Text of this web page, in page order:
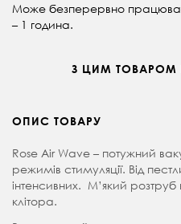
Може безперервно
– 1 година.
З ЦИМ
ОПИС ТОВАРУ
Rose Air Wave – потужний
режимів стимуляції. Від
інтенсивних. М’який
клітора.